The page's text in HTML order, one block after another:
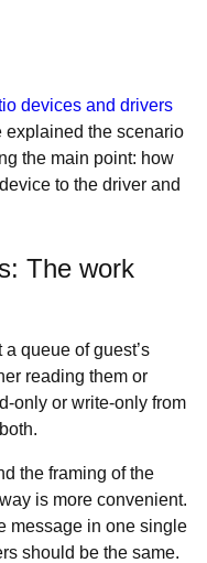
devices and drivers
explained the scenario
the main point: how
to the driver and
The work
queue of guest’s
reading them or
only or write-only from
the framing of the
is more convenient.
message in one single
should be the same.